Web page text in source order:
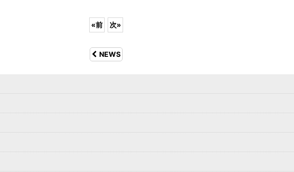
«前 次»
NEWS